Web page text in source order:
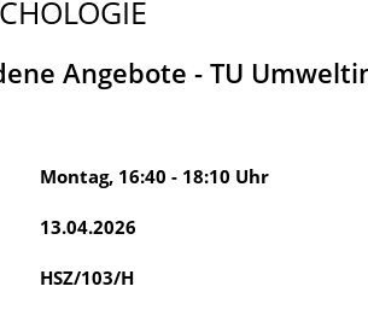
Angebote - TU
Montag, 16:40 - 18:10 Uhr
13.04.2026
HSZ/103/H